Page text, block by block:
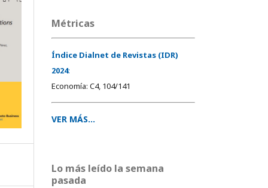
Métricas
Índice Dialnet de Revistas (IDR)
2024:
Economía: C4, 104/141
VER MÁS...
Lo más leído la semana
pasada